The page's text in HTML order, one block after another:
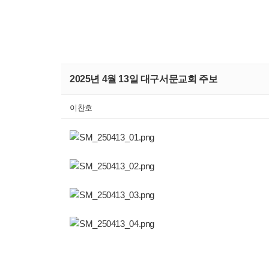
2025년 4월 13일 대구서문교회 주보
이찬호